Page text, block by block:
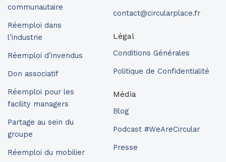
communautaire
Réemploi dans
l’industrie
Réemploi d’invendus
Don associatif
Réemploi pour les
facility managers
Partage au sein du
groupe
Réemploi du mobilier
contact@circularplace.fr
Légal
Conditions Générales
Politique de Confidentialité
Média
Blog
Podcast #WeAreCircular
Presse